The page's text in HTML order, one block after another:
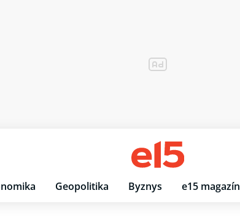
Geopolitika Byznys e15 magazín